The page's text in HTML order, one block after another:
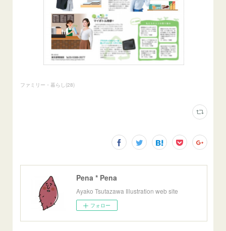
ファミリー・暮らし (28)
Pena * Pena
Ayako Tsutazawa Illustration web site
フォロー